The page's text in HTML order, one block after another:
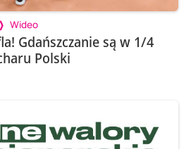
Wideo
Gdańszczanie są w 1/4
Polski